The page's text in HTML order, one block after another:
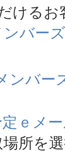
けるお
バーズ
ンバー
定ｅメ
所を